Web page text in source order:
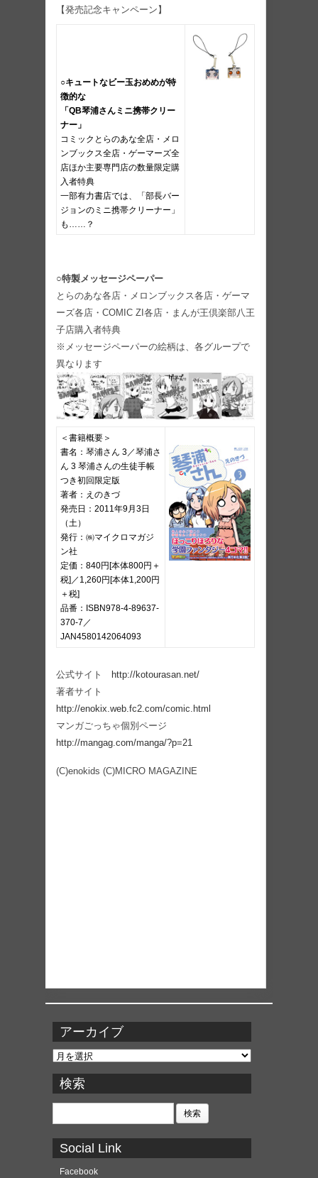
【発売記念キャンペーン】
○キュートなビー玉おめめが特
徴的な
「QB琴浦さんミニ携帯クリー
ナー」
コミックとらのあな全店・メロ
ンブックス全店・ゲーマーズ全
店ほか主要専門店の数量限定購
入者特典
一部有力書店では、「部長バー
ジョンのミニ携帯クリーナー」
も……？
○特製メッセージペーパー
とらのあな各店・メロンブックス各店・ゲーマ
ーズ各店・COMIC ZI各店・まんが王倶楽部八王
子店購入者特典
※メッセージペーパーの絵柄は、各グループで
異なります
＜書籍概要＞
書名：琴浦さん 3／琴浦さ
ん 3 琴浦さんの生徒手帳
つき初回限定版
著者：えのきづ
発売日：2011年9月3日
（土）
発行：㈱マイクロマガジ
ン社
定価：840円[本体800円＋
税]／1,260円[本体1,200円
＋税]
品番：ISBN978-4-89637-
370-7／
JAN4580142064093
公式サイト
http://kotourasan.net/
著者サイト
http://enokix.web.fc2.com/comic.html
マンガごっちゃ個別ページ
http://mangag.com/manga/?p=21
(C)enokids (C)MICRO MAGAZINE
アーカイブ
ア
カ
イ
ブ
検索
検
Social Link
Facebook